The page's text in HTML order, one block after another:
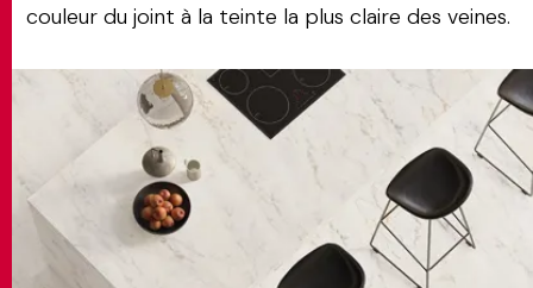
couleur du joint à la teinte la plus claire des veines.